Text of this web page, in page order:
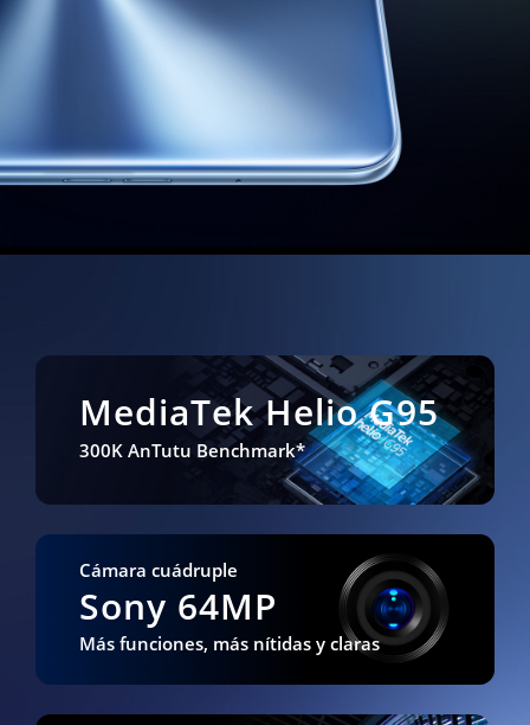
MediaTekHelio G95
300K AnTutu Benchmark*
Cámara cuádruple
Sony 64MP
Más funciones, más nítidas y claras